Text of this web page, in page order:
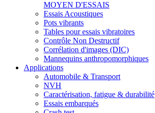
MOYEN D'ESSAIS
Essais Acoustiques
Pots vibrants
Tables pour essais vibratoires
Contrôle Non Destructif
Corrélation d'images (DIC)
Mannequins anthropomorphiques
Applications
Automobile & Transport
NVH
Caractérisation, fatigue & durabilité
Essais embarqués